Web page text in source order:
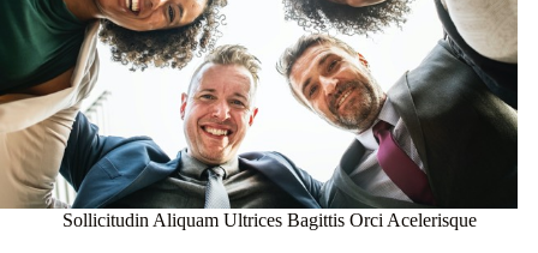
Sollicitudin Aliquam Ultrices Bagittis Orci Acelerisque